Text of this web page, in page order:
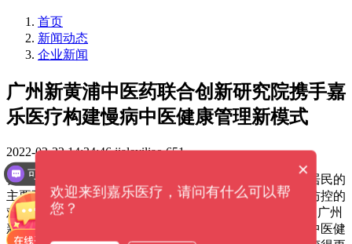
首页
新闻动态
企业新闻
广州新黄浦中医药联合创新研究院携手嘉
乐医疗构建慢病中医健康管理新模式
2022-02-22 14:34:46 jialeyiliao 651
我国慢病防控形势非常严峻。数据显示，慢病成为中国居民的
主要死亡原因，患病率呈上升趋势。如何破解居民慢病防控的
难题，推进“以治病为中心”向“以人民健康为中心”转变，广州
新黄浦中医药联合创新研究院建立可推广可复制的慢病中医健
×
欢迎来到嘉乐医疗，请问有什么可以帮
您？